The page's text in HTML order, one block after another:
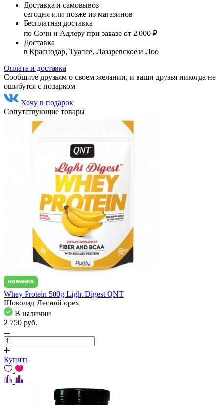
Доставка и самовывоз
сегодня или позже из магазинов
Бесплатная доставка
по Сочи и Адлеру при заказе от 2 000 ₽
Доставка
в Краснодар, Туапсе, Лазаревское и Лоо
Оплата и доставка
Сообщите друзьям о своем желании, и ваши друзья никогда не
ошибутся с подарком
Хочу в подарок
Сопутствующие товары
Whey Protein 500g Light Digest QNT
Шоколад-Лесной орех
В наличии
2 750 pуб.
Купить